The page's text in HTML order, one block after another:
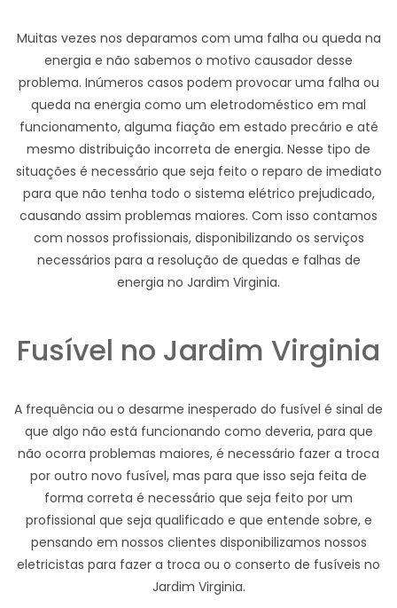
Muitas vezes nos deparamos com uma falha ou queda na
energia e não sabemos o motivo causador desse
problema. Inúmeros casos podem provocar uma falha ou
queda na energia como um eletrodoméstico em mal
funcionamento, alguma fiação em estado precário e até
mesmo distribuição incorreta de energia. Nesse tipo de
situações é necessário que seja feito o reparo de imediato
para que não tenha todo o sistema elétrico prejudicado,
causando assim problemas maiores. Com isso contamos
com nossos profissionais, disponibilizando os serviços
necessários para a resolução de quedas e falhas de
energia no Jardim Virginia.
Fusível no Jardim Virginia
A frequência ou o desarme inesperado do fusível é sinal de
que algo não está funcionando como deveria, para que
não ocorra problemas maiores, é necessário fazer a troca
por outro novo fusível, mas para que isso seja feita de
forma correta é necessário que seja feito por um
profissional que seja qualificado e que entende sobre, e
pensando em nossos clientes disponibilizamos nossos
eletricistas para fazer a troca ou o conserto de fusíveis no
Jardim Virginia.